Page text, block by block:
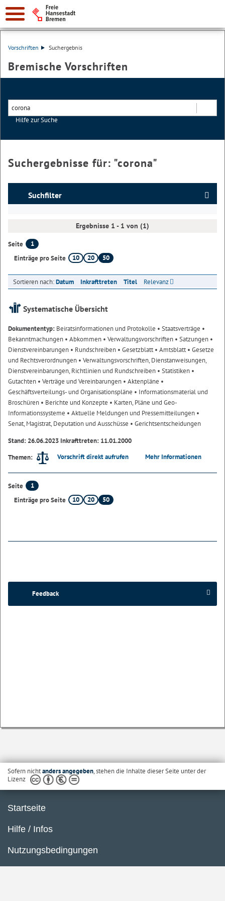
Vorschriften Suchergebnis
Bremische Vorschriften
Hilfe zur Suche
Suchergebnisse für: "corona"
Suchfilter
Ergebnisse 1 - 1 von (1)
Seite
1
Einträge pro Seite
10 20 50
Sortieren nach:Datum Inkrafttreten Titel Relevanz
Systematische Übersicht
Dokumententyp: Beiratsinformationen und Protokolle • Staatsverträge •
Bekanntmachungen • Abkommen • Verwaltungsvorschriften • Satzungen •
Dienstvereinbarungen • Rundschreiben • Gesetzblatt• Amtsblatt• Gesetze
und Rechtsverordnungen • Verwaltungsvorschriften, Dienstanweisungen,
Dienstvereinbarungen, Richtlinien und Rundschreiben • Statistiken •
Gutachten • Verträge und Vereinbarungen • Aktenpläne •
Geschäftsverteilungs- und Organisationspläne • Informationsmaterial und
Broschüren • Berichte und Konzepte • Karten, Pläne und Geo-
Informationssysteme • Aktuelle Meldungen und Pressemitteilungen •
Senat, Magistrat, Deputation und Ausschüsse • Gerichtsentscheidungen
Stand: 26.06.2023 Inkrafttreten: 11.01.2000
Themen:
Vorschrift direkt aufrufen Mehr Informationen
Seite
1
Einträge pro Seite
10 20 50
Feedback
Sofern nichtanders angegeben, stehen die Inhalte dieser Seite unter der
Lizenz
Startseite
Hilfe / Infos
Nutzungsbedingungen